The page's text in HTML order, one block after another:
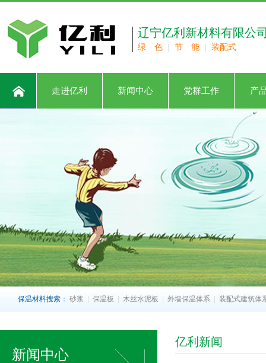
辽宁亿利新材料有限公
绿 色 | 节 能 | 装配式
走进亿利 新闻中心 党群工作 产
保温材料搜索： 砂浆 保温板 木丝水泥板 外墙保温体系 装配式建筑体
新闻中心
亿利新闻